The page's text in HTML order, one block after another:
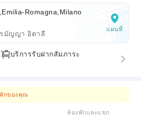
Romagna,Milano
รมัญญา อิตาลี
แผนที่
บริการรับฝากสัมภาระ
กของคุณ
ห้องพักและแขก